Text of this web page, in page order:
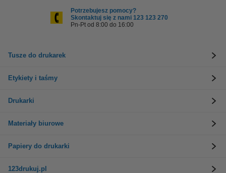
Potrzebujesz pomocy?
Skontaktuj się z nami 123 123 270
Pn-Pt od 8:00 do 16:00
Tusze do drukarek
Etykiety i taśmy
Drukarki
Materiały biurowe
Papiery do drukarki
123drukuj.pl